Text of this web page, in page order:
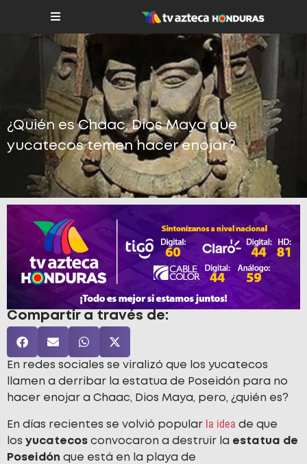
¿Quién es Chaac, Dios Maya que
yucatecos temen hacer enojar?
Compartir a través de:
En redes sociales se viralizó que los yucatecos
llamen a derribar la estatua de Poseidón para no
hacer enojar a Chaac, Dios Maya, pero, ¿quién es?
En días recientes se volvió popular la idea de que
los yucatecos convocaron a destruir la estatua de
Poseidón que está en la playa de